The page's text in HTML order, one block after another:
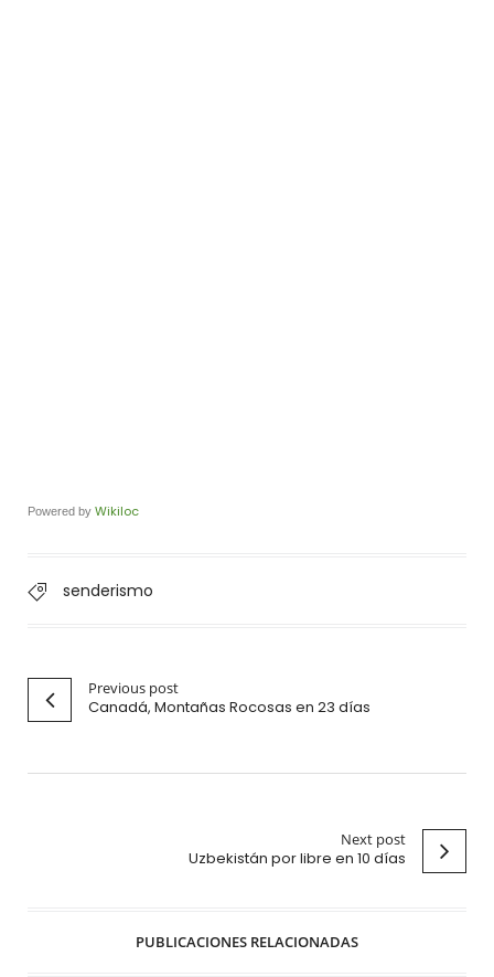
Powered by Wikiloc
senderismo
Previous post
Canadá, Montañas Rocosas en 23 días
Next post
Uzbekistán por libre en 10 días
PUBLICACIONES RELACIONADAS